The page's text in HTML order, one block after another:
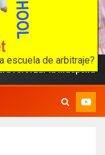
escuela de arbitraje?
independencia arbitral